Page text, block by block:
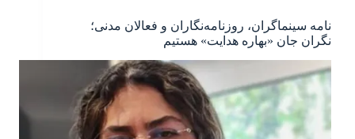
نامه سینماگران، روزنامه‌نگاران و فعالان مدنی؛
نگران جان «بهاره هدایت» هستیم